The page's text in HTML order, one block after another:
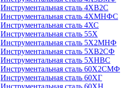
Инструментальная сталь 4ХВ2С
Инструментальная сталь 4ХМНФС
Инструментальная сталь 4ХС
Инструментальная сталь 55Х
Инструментальная сталь 5Х2МНФ
Инструментальная сталь 5ХВ2СФ
Инструментальная сталь 5ХНВС
Инструментальная сталь 60Х2СМФ
Инструментальная сталь 60ХГ
Инструментальная сталь 60ХН